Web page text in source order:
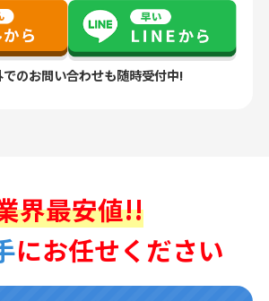
でのお問い合わせも随時受付中!
界最安値!!
にお任せください